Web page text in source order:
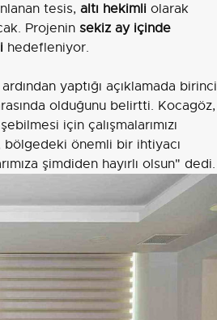
tesis, altı hekimli olarak
Projenin sekiz ay içinde
hedefleniyor.
yaptığı açıklamada birinci
olduğunu belirtti. Kocagöz,
için çalışmalarımızı
bölgedeki önemli bir ihtiyacı
şimdiden hayırlı olsun" dedi.